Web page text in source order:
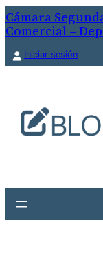
Saltar
al
contenido
Cámara
Comercial –
Iniciar sesión